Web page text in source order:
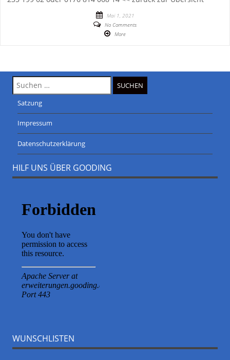
Mai 1, 2021
No Comments
More
Suche
nach:
Satzung
Impressum
Datenschutzerklärung
HILF UNS ÜBER GOODING
WUNSCHLISTEN